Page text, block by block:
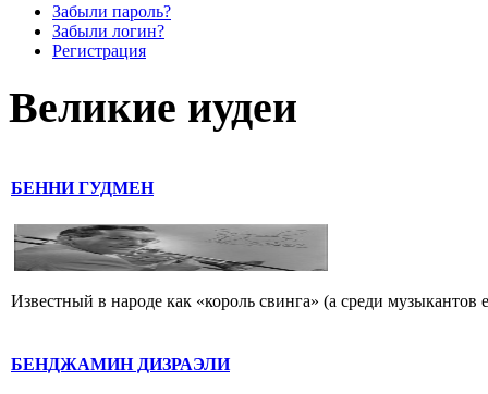
Забыли пароль?
Забыли логин?
Регистрация
Великие иудеи
БЕННИ ГУДМЕН
Известный в народе как «король свинга» (а среди
БЕНДЖАМИН ДИЗРАЭЛИ